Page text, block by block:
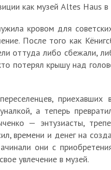
как музей Altes Haus в
кровом для
После того как
оттуда либо сбежали,
потерял крышу над
а теперь
— энтузиасты,
времени и денег на
они с
увлечение в музей.